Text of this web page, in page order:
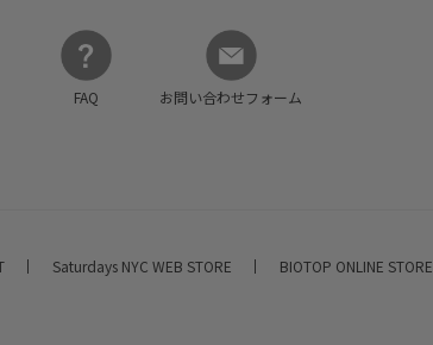
FAQ お問い合わせフォーム
Saturdays NYC WEB STORE
BIOTOP ONLINE STORE